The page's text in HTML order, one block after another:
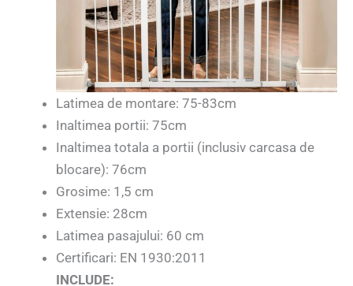
Latimea de montare: 75-83cm
Inaltimea portii: 75cm
Inaltimea totala a portii (inclusiv carcasa de
blocare): 76cm
Grosime: 1,5 cm
Extensie: 28cm
Latimea pasajului: 60 cm
Certificari: EN 1930:2011
INCLUDE: